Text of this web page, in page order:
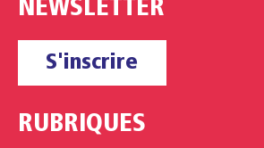
NEWSLETTER
S'inscrire
RUBRIQUES